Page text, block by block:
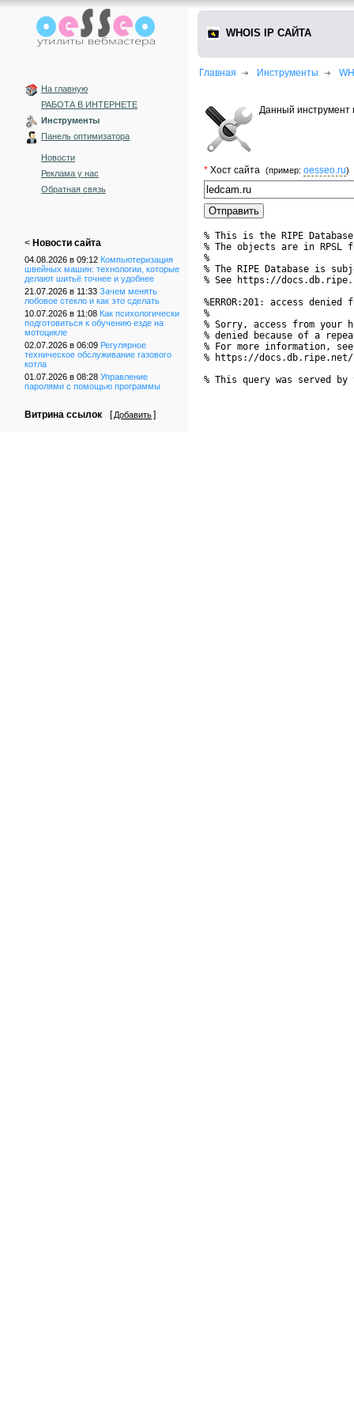
На главную
РАБОТА В ИНТЕРНЕТЕ
Инструменты
Панель оптимизатора
Новости
Реклама у нас
Обратная связь
< Новости сайта
04.08.2026 в 09:12 Компьютеризация
швейных машин: технологии, которые
делают шитьё точнее и удобнее
21.07.2026 в 11:33 Зачем менять
лобовое стекло и как это сделать
10.07.2026 в 11:08 Как психологически
подготовиться к обучению езде на
мотоцикле
02.07.2026 в 06:09 Регулярное
техническое обслуживание газового
котла
01.07.2026 в 08:28 Управление
паролями с помощью программы
Витрина ссылок [ Добавить]
WHOIS IP САЙТА
Главная Инструменты
Данный инструмент
* Хост сайта (пример: oesseo.ru)
% This is the RIPE
% The objects are in RPSL
%
% The RIPE Database is
% See https://
%ERROR:201: access
%
% Sorry, access from your
% denied because of a
% For more information, see
% https://docs.db.ripe.net/
% This query was served by